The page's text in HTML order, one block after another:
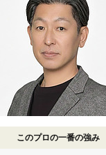
このプロの一番の強み